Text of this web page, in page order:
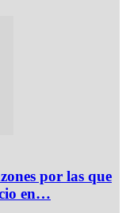
por las que
en…